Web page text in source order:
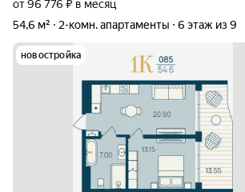
от 96 776 ₽ в месяц
54,6 м²
2-комн. апартаменты 6 этаж из 9
новостройка